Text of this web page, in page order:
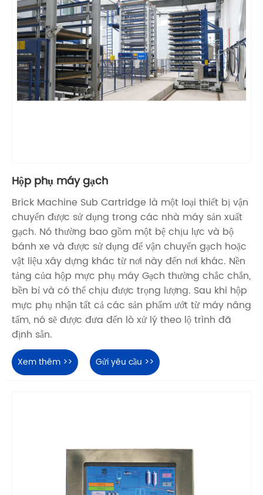
Hộp phụ máy gạch
Brick Machine Sub Cartridge là một loại thiết bị vận
chuyển được sử dụng trong các nhà máy sản xuất
gạch. Nó thường bao gồm một bệ chịu lực và bộ
bánh xe và được sử dụng để vận chuyển gạch hoặc
vật liệu xây dựng khác từ nơi này đến nơi khác. Nền
tảng của hộp mực phụ máy Gạch thường chắc chắn,
bền bỉ và có thể chịu được trọng lượng. Sau khi hộp
mực phụ nhận tất cả các sản phẩm ướt từ máy nâng
tấm, nó sẽ được đưa đến lò xử lý theo lộ trình đã
định sẵn.
Xem thêm >> Gửi yêu cầu >>